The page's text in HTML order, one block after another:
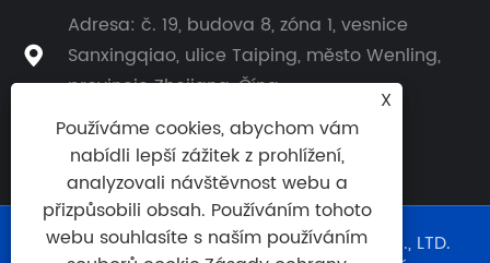

Adresa: č. 19, budova 8, zóna 1, vesnice
Sanxingqiao, ulice Taiping, město Wenling,
provincie Zhejiang, Čína
Copyright © 2024 TAIZHOU LEAD PUMP CO., LTD.
X
Používáme cookies, abychom vám
nabídli lepší zážitek z prohlížení,
analyzovali návštěvnost webu a
přizpůsobili obsah. Používáním tohoto
webu souhlasíte s naším používáním